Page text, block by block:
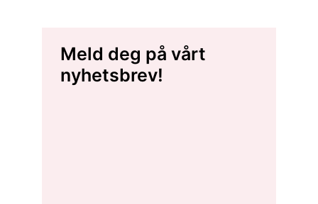
Meld deg på vårt
nyhetsbrev!